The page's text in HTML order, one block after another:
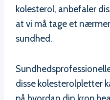
kolesterol, anbefaler
at vi må tage et
sundhed.
disse kolesterolpletter